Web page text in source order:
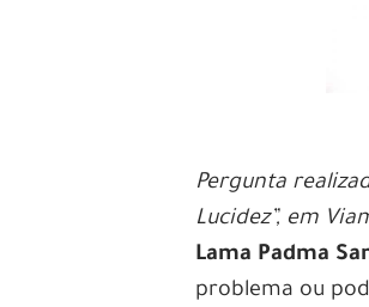
Pergunta
Lucidez”, em
Lama Padma
problema ou